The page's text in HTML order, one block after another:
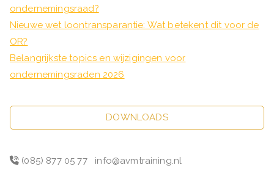
ondernemingsraad?
Nieuwe wet loontransparantie: Wat betekent dit voor de
OR?
Belangrijkste topics en wijzigingen voor
ondernemingsraden 2026
DOWNLOADS
(085) 877 05 77 info@avmtraining.nl